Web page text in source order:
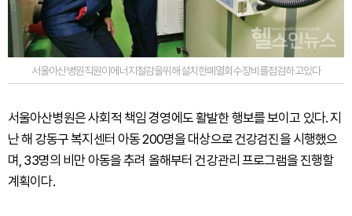
서울아산병원직원이에너지절감을위해설치한폐열회수장비를점검하고있다
서울아산병원은 사회적 책임 경영에도 활발한 행보를 보이고 있다. 지
난 해 강동구 복지센터 아동 200명을 대상으로 건강검진을 시행했으
며, 33명의 비만 아동을 추려 올해부터 건강관리 프로그램을 진행할
계획이다.